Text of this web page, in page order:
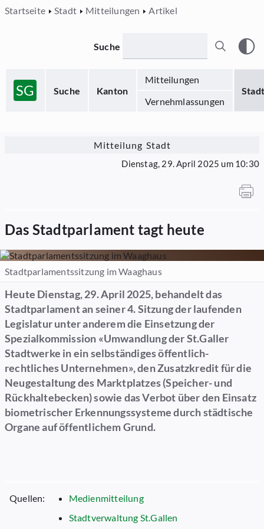
Startseite Stadt Mitteilungen Artikel
SG Suche Kanton
Mitteilungen
Stadt
Vernehmlassungen
Suche
Mitteilung Stadt
Dienstag, 29. April 2025 um 10:30
Das Stadtparlament tagt heute
Stadtparlamentssitzung im Waaghaus
Heute Dienstag, 29. April 2025, behandelt das
Stadtparlament an seiner 4. Sitzung der laufenden
Legislatur unter anderem die Einsetzung der
Spezialkommission «Umwandlung der St.Galler
Stadtwerke in ein selbständiges öffentlich-
rechtliches Unternehmen», den Zusatzkredit für die
Neugestaltung des Marktplatzes (Speicher- und
Rückhaltebecken) sowie das Verbot über den Einsatz
biometrischer Erkennungssysteme durch städtische
Organe auf öffentlichem Grund.
Quellen:
Medienmitteilung
Stadtverwaltung St.Gallen